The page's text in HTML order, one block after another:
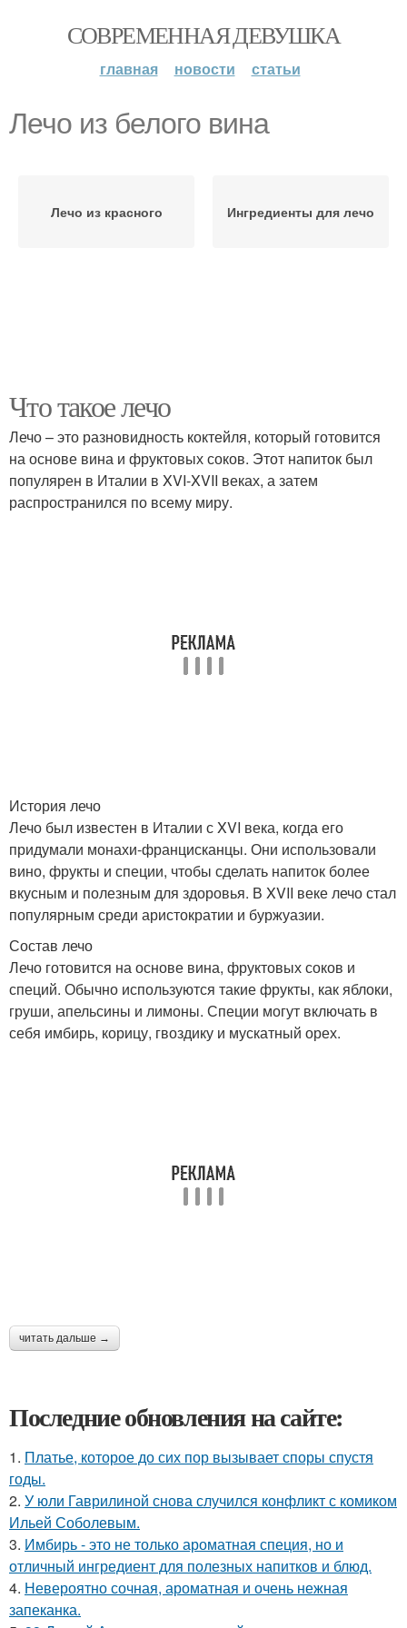
СОВРЕМЕННАЯ ДЕВУШКА
главная новости статьи
Лечо из белого вина
Лечо из красного Ингредиенты для лечо
Что такое лечо
Лечо – это разновидность коктейля, который готовится
на основе вина и фруктовых соков. Этот напиток был
популярен в Италии в XVI-XVII веках, а затем
распространился по всему миру.
История лечо
Лечо был известен в Италии с XVI века, когда его
придумали монахи-францисканцы. Они использовали
вино, фрукты и специи, чтобы сделать напиток более
вкусным и полезным для здоровья. В XVII веке лечо стал
популярным среди аристократии и буржуазии.
Состав лечо
Лечо готовится на основе вина, фруктовых соков и
специй. Обычно используются такие фрукты, как яблоки,
груши, апельсины и лимоны. Специи могут включать в
себя имбирь, корицу, гвоздику и мускатный орех.
читать дальше →
Последние обновления на сайте:
1. Платье, которое до сих пор вызывает споры спустя
годы.
2. У юли Гаврилиной снова случился конфликт с комиком
Ильей Соболевым.
3. Имбирь - это не только ароматная специя, но и
отличный ингредиент для полезных напитков и блюд.
4. Невероятно сочная, ароматная и очень нежная
запеканка.